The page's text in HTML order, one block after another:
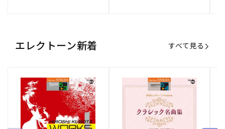
エレクトーン新着 すべて見る